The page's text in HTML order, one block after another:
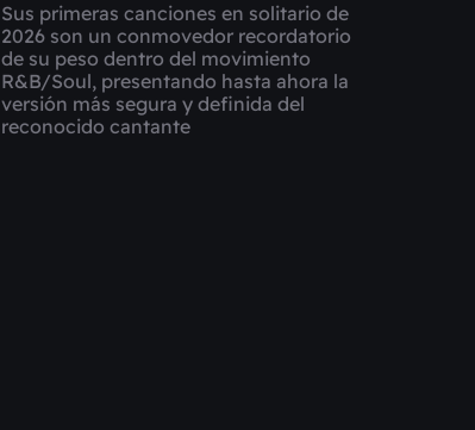
Sus primeras canciones en solitario de
2026 son un conmovedor recordatorio
de su peso dentro del movimiento
R&B/Soul, presentando hasta ahora la
versión más segura y definida del
reconocido cantante